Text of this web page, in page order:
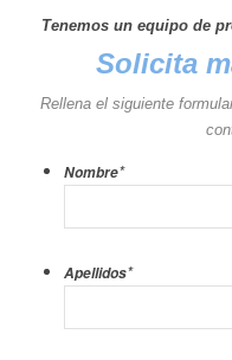
Tenemos un equipo de
Solicita
Rellena el siguiente
Nombre*
Apellidos*